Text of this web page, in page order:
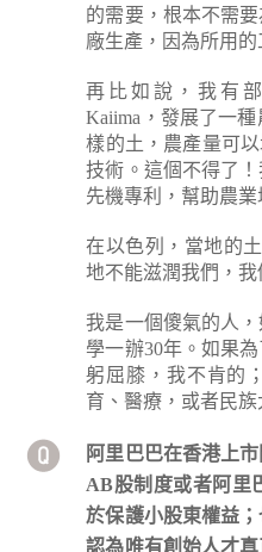
的需要，根本不需
廠生產，因為所用的
再比如說，我有
Kaiima，發展了一
樣的土，農產量可
技術。這個不得了
先機專利，幫助農
在以色列，當地的
地不能滋潤我們，
我是一個傻氣的人
學一辦30年。如果
躬屈膝，我不肯的
育、醫療，或者民
阿里巴巴在香港上
AB股制度或者阿里
於保護小股東權益
認為唯有創始人才